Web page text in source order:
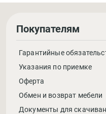
Покупателям
Гарантийные
Указания по приемке
Оферта
Обмен и возврат мебели
Документы для